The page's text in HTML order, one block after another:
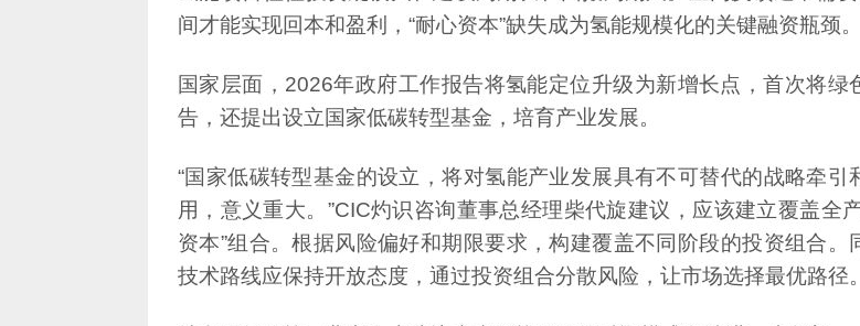
间才能实现回本和盈利，“耐心资本”缺失成为氢能规模化的关键融资瓶颈。
告，还提出设立国家低碳转型基金，培育产业发展。
技术路线应保持开放态度，通过投资组合分散风险，让市场选择最优路径。